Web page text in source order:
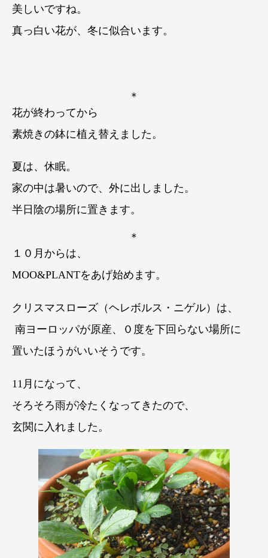
美しいですね。
真っ白い花が、冬に似合います。
＊
花が終わってから
素焼きの鉢に植え替えました。
夏は、休眠。
家の中は暑いので、 外に出しました。
半日陰の場所に置きます。
＊
１０月からは、
MOO&PLANTをあげ始めます。
クリスマスローズ（ヘレボルス・ニゲル）は、
南ヨーロッパが原産、０度を下回らない場所に
置いたほうがいいそうです。
11月になって、
そろそろ雨が冷たくなってきたので、
玄関に入れました。